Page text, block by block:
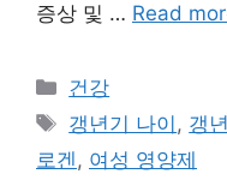
증상 및 … Read
카
테
고
리
건강
태
그
갱년기 나이 , 갱
로겐 , 여성 영양제